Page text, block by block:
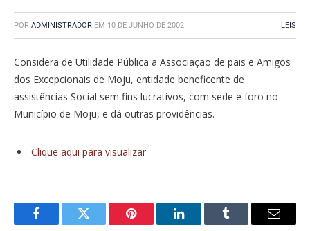
POR ADMINISTRADOR EM 10 DE JUNHO DE 2002 LEIS
Considera de Utilidade Pública a Associação de pais e Amigos
dos Excepcionais de Moju, entidade beneficente de
assistências Social sem fins lucrativos, com sede e foro no
Município de Moju, e dá outras providências.
Clique aqui para visualizar
FacebookTwitter Pinterest O
Tumblr
E-